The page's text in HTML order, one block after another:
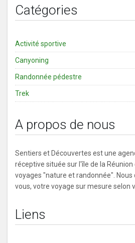
Catégories
Activité sportive
Canyoning
Randonnée pédestre
Trek
A propos de nous
Sentiers et Découvertes est une
réceptive située sur l'île de la
voyages "nature et randonnée". Nous
vous, votre voyage sur mesure selon
Liens